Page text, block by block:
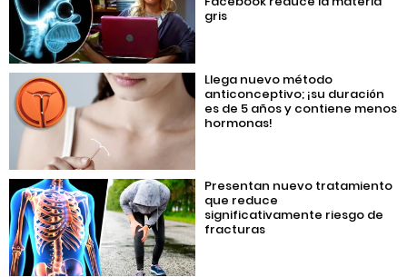
gris
Llega nuevo método
anticonceptivo; ¡su duración
es de 5 años y contiene menos
hormonas!
Presentan nuevo tratamiento
que reduce
significativamente riesgo de
fracturas